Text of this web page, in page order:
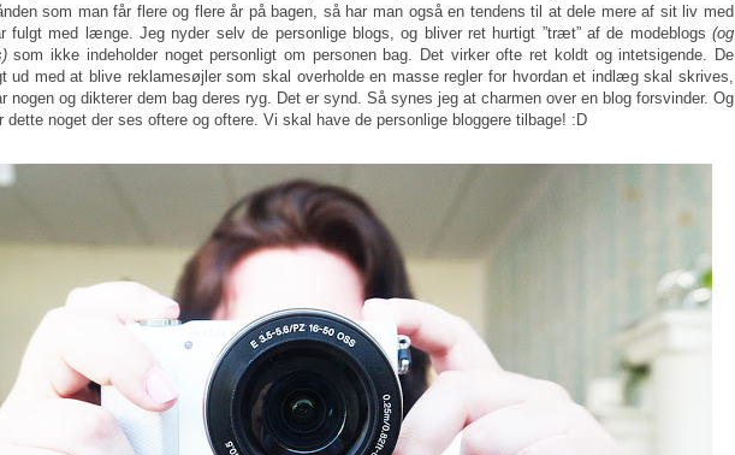
som man får flere og flere år på bagen, så har man også en tendens til at dele mere af sit liv med
fulgt med længe. Jeg nyder selv de personlige blogs, og bliver ret hurtigt ”træt” af de modeblogs (og
som ikke indeholder noget personligt om personen bag. Det virker ofte ret koldt og intetsigende. De
ud med at blive reklamesøjler som skal overholde en masse regler for hvordan et indlæg skal skrives,
nogen og dikterer dem bag deres ryg. Det er synd. Så synes jeg at charmen over en blog forsvinder. Og
noget der ses oftere og oftere. Vi skal have de personlige bloggere tilbage! :D